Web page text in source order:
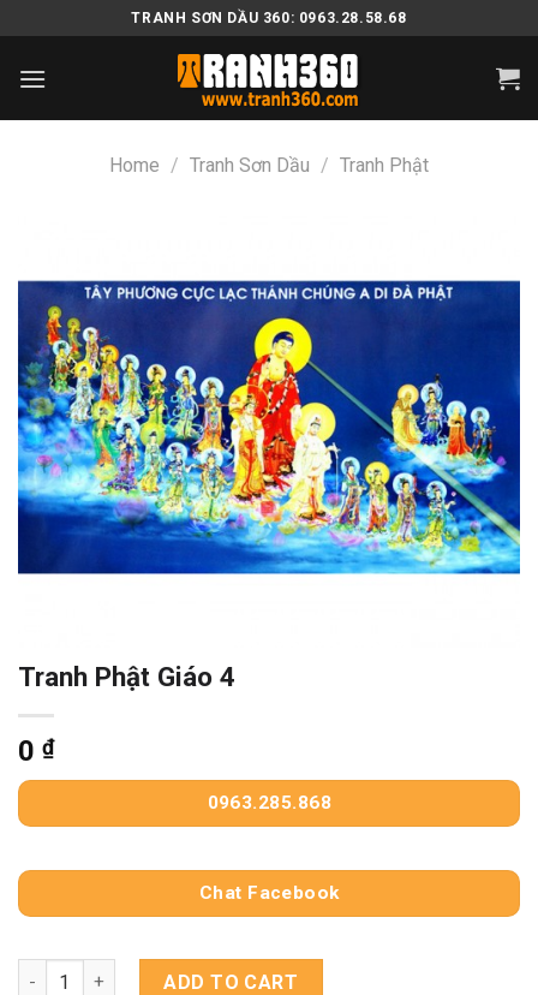
to
content
TRANH SƠN DẦU 360: 0963.28.58.68
Home / Tranh Sơn Dầu / Tranh Phật
Tranh Phật Giáo 4
0 ₫
0963.285.868
Chat Facebook
Tranh Phật Giáo 4 quantity
ADD TO CART